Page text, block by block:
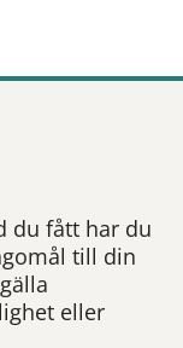
du fått har du
till din
eller